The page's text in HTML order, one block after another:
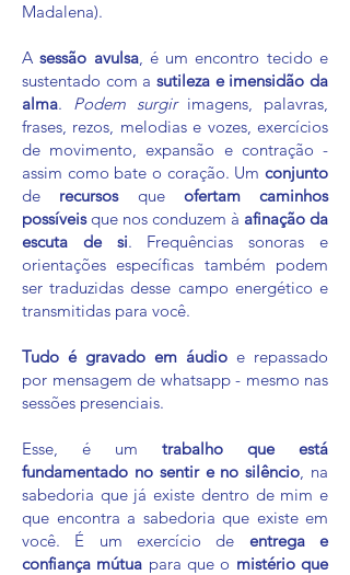
Madalena).
Asessão avulsa, é um encontro tecido e
sustentado com a sutileza e imensidão da
alma. Podem surgirimagens, palavras,
frases, rezos, melodias e vozes, exercícios
de movimento, expansão e contração -
assim como bate o coração. Umconjunto
de recursosque ofertam caminhos
possíveisque nos conduzem à afinação da
escuta de si. Frequências sonoras e
orientações específicas também podem
ser traduzidas desse campo energético e
transmitidas para você.
Tudo é gravado em áudio e repassado
por mensagem de whatsapp - mesmo nas
sessões presenciais.
Esse, é um trabalho que está
fundamentado no sentir e no silêncio, na
sabedoria que já existe dentro de mim e
que encontra a sabedoria que existe em
você. É um exercício de entrega e
confiança mútua para que o mistério que